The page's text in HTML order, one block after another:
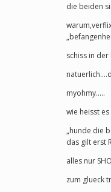
die beiden
schiss in der
myohmy…..
wie heisst
„hunde die
das gilt erst
alles nur
zum glueck